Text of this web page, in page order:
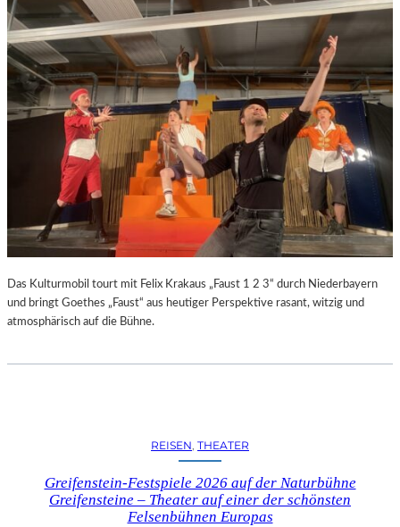
Das Kulturmobil tourt mit Felix Krakaus „Faust 1 2 3“ durch Niederbayern
und bringt Goethes „Faust“ aus heutiger Perspektive rasant, witzig und
atmosphärisch auf die Bühne.
REISEN, THEATER
Greifenstein-Festspiele 2026 auf der Naturbühne
Greifensteine – Theater auf einer der schönsten
Felsenbühnen Europas